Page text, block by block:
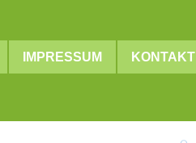
IMPRESSUM KONTAKT